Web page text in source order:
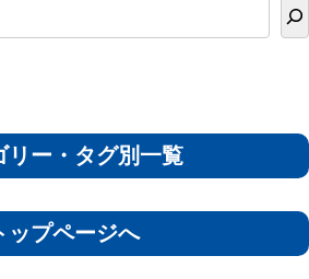
リー・タグ別一覧
ップページへ